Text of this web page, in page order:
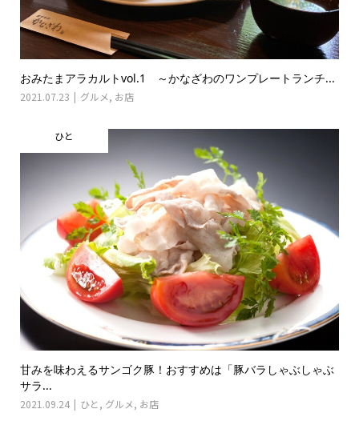
おみたまアラカルトvol.1 ～かなざわのワンプレートランチ...
2021.07.23 グルメ, お店
ひと
甘みを味わえるサンゴク豚！おすすめは「豚バラしゃぶしゃぶ
サラ...
2021.09.24 ひと , グルメ, お店